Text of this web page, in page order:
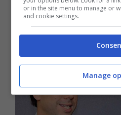
or in the site menu to manage or
and cookie settings.
Manage